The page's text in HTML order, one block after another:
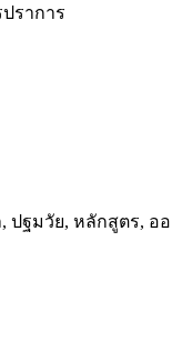
ราการ
ปฐมวัย, หลักสูตร, ออ